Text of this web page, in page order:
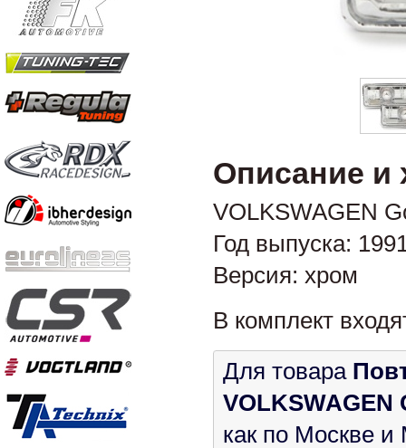
Описание и
VOLKSWAGEN
Год выпуска:
Версия: хром
В комплект
Для товара
VOLKSWAGEN
как по Москве и